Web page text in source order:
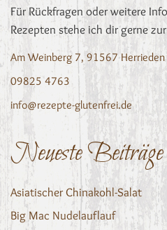
Für Rückfragen oder weitere
Rezepten stehe ich dir gerne
Am Weinberg 7, 91567 Herrieden
09825 4763
info@rezepte-glutenfrei.de
Neueste Beiträge
Asiatischer Chinakohl-Salat
Big Mac Nudelauflauf